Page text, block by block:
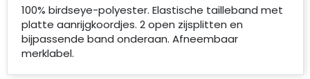
100% birdseye-polyester. Elastische tailleband met
platte aanrijgkoordjes. 2 open zijsplitten en
bijpassende band onderaan. Afneembaar
merklabel.